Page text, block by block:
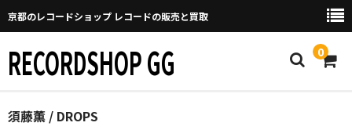
京都のレコードショップ レコードの販売と買取
RECORDSHOP GG 0
Home
須藤薫 / DROPS